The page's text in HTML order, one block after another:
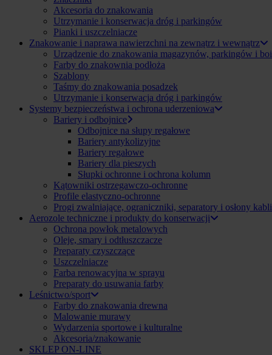
Akcesoria do znakowania
Utrzymanie i konserwacja dróg i parkingów
Pianki i uszczelniacze
Znakowanie i naprawa nawierzchni na zewnątrz i wewnątrz
Urządzenie do znakowania magazynów, parkingów i
Farby do znakownia podłoża
Szablony
Taśmy do znakowania posadzek
Utrzymanie i konserwacja dróg i parkingów
Systemy bezpieczeństwa i ochrona uderzeniowa
Bariery i odbojnice
Odbojnice na słupy regałowe
Bariery antykolizyjne
Bariery regałowe
Bariery dla pieszych
Słupki ochronne i ochrona kolumn
Kątowniki ostrzegawczo-ochronne
Profile elastyczno-ochronne
Progi zwalniające, ograniczniki, separatory i osłony kabli
Aerozole techniczne i produkty do konserwacji
Ochrona powłok metalowych
Oleje, smary i odtłuszczacze
Preparaty czyszczące
Uszczelniacze
Farba renowacyjna w sprayu
Preparaty do usuwania farby
Leśnictwo/sport
Farby do znakowania drewna
Malowanie murawy
Wydarzenia sportowe i kulturalne
Akcesoria/znakowanie
SKLEP ON-LINE